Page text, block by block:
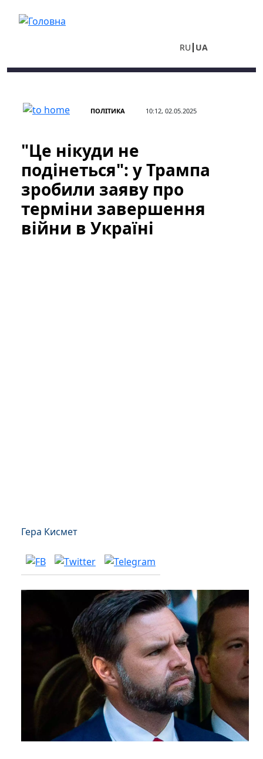
RU UA
ПОЛІТИКА 10:12, 02.05.2025
"Це нікуди не
подінеться": у Трампа
зробили заяву про
терміни завершення
війни в Україні
Гера Кисмет